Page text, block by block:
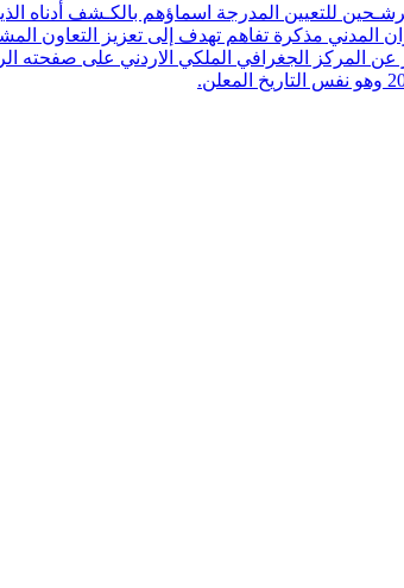
للتعيين المدرجة اسماؤهم بالكـشف أدناه
المدني مذكرة تفاهم تهدف إلى تعزيز التعاون